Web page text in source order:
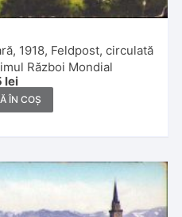
1918, Feldpost, circulată
Război Mondial
lei
ÎN COȘ